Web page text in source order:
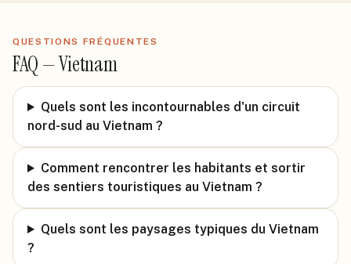
QUESTIONS FRÉQUENTES
FAQ —Vietnam
Quels sont les incontournables d'un circuit
nord-sud au Vietnam ?
Comment rencontrer les habitants et sortir
des sentiers touristiques au Vietnam ?
Quels sont les paysages typiques du Vietnam
?